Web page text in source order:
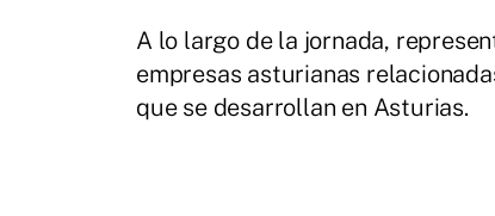
A lo largo de la jornada,
empresas asturianas
que se desarrollan en Asturias.